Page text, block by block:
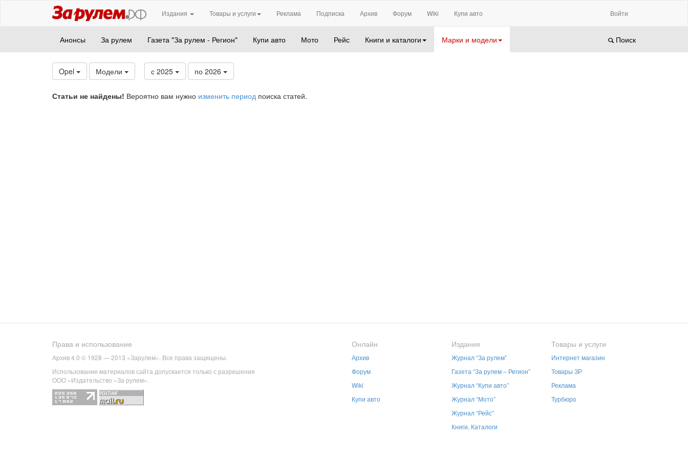
Издания Товары и услуги Реклама Подписка Архив Форум Wiki Купи авто Войти
Анонсы За рулем Газета "За рулем - Регион" Купи авто Мото Рейс Книги и каталоги Марки и модели Поиск
Opel Модели с 2025 по 2026
Статьи не найдены! Вероятно вам нужно изменить период поиска статей.
Права и использование
Архив 4.0 © 1928 — 2013 «Зарулем». Все права защищены.
Использование материалов сайта допускается только с разрешения
ООО «Издательство «За рулем».
Онлайн
Архив
Форум
Wiki
Купи авто
Издания
Журнал “За рулем”
Газета “За рулем – Регион”
Журнал “Купи авто”
Журнал “Мото”
Журнал “Рейс”
Книги, Каталоги
Товары и услуги
Интернет магазин
Товары ЗР
Реклама
Турбюро